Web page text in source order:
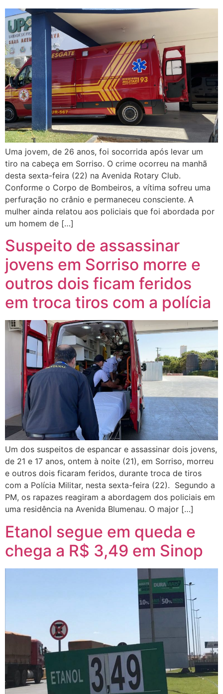
Uma jovem, de 26 anos, foi socorrida após levar um
tiro na cabeça em Sorriso. O crime ocorreu na manhã
desta sexta-feira (22) na Avenida Rotary Club.
Conforme o Corpo de Bombeiros, a vítima sofreu uma
perfuração no crânio e permaneceu consciente. A
mulher ainda relatou aos policiais que foi abordada por
um homem de […]
Suspeito de assassinar
jovens em Sorriso morre e
outros dois ficam feridos
em troca tiros com a polícia
Um dos suspeitos de espancar e assassinar dois jovens,
de 21 e 17 anos, ontem à noite (21), em Sorriso, morreu
e outros dois ficaram feridos, durante troca de tiros
com a Polícia Militar, nesta sexta-feira (22). Segundo a
PM, os rapazes reagiram a abordagem dos policiais em
uma residência na Avenida Blumenau. O major […]
Etanol segue em queda e
chega a R$ 3,49 em Sinop